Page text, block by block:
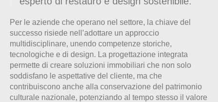
Per le aziende che operano nel settore, la chiave del
successo risiede nell’adottare un approccio
multidisciplinare, unendo competenze storiche,
tecnologiche e di design. La progettazione integrata
permette di creare soluzioni immobiliari che non solo
soddisfano le aspettative del cliente, ma che
contribuiscono anche alla conservazione del patrimonio
culturale nazionale, potenziando al tempo stesso il valore